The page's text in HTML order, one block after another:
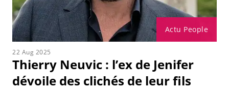
Actu People
22 Aug 2025
Thierry Neuvic : l’ex de Jenifer
dévoile des clichés de leur fils